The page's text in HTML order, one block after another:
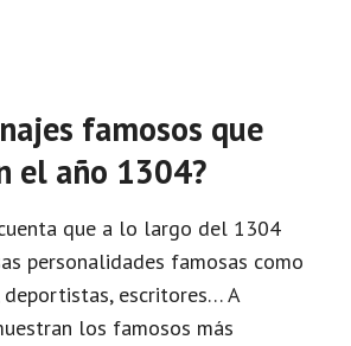
famosos que
el año 1304?
que a lo largo del 1304
personalidades famosas como
escritores… A
los famosos más